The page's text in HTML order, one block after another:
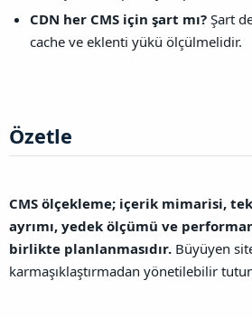
CDN her CMS için şart mı? Şart
cache ve eklenti yükü ölçülmelidir.
Özetle​
CMS ölçekleme; içerik mimarisi,
ayrımı, yedek ölçümü ve
birlikte planlanmasıdır. Büyüyen
karmaşıklaştırmadan yönetilebilir